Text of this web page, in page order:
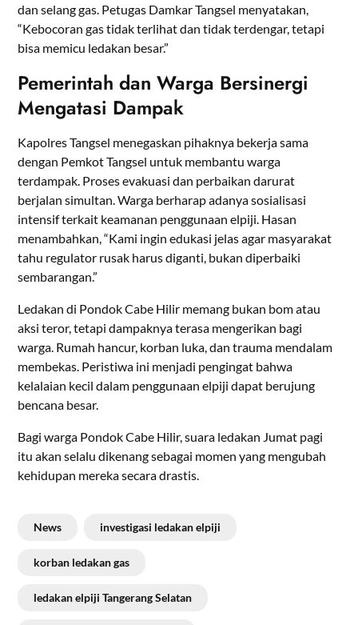
dan selang gas. Petugas Damkar Tangsel menyatakan,
“Kebocoran gas tidak terlihat dan tidak terdengar, tetapi
bisa memicu ledakan besar.”
Pemerintah dan Warga Bersinergi
Mengatasi Dampak
Kapolres Tangsel menegaskan pihaknya bekerja sama
dengan Pemkot Tangsel untuk membantu warga
terdampak. Proses evakuasi dan perbaikan darurat
berjalan simultan. Warga berharap adanya sosialisasi
intensif terkait keamanan penggunaan elpiji. Hasan
menambahkan, “Kami ingin edukasi jelas agar masyarakat
tahu regulator rusak harus diganti, bukan diperbaiki
sembarangan.”
Ledakan di Pondok Cabe Hilir memang bukan bom atau
aksi teror, tetapi dampaknya terasa mengerikan bagi
warga. Rumah hancur, korban luka, dan trauma mendalam
membekas. Peristiwa ini menjadi pengingat bahwa
kelalaian kecil dalam penggunaan elpiji dapat berujung
bencana besar.
Bagi warga Pondok Cabe Hilir, suara ledakan Jumat pagi
itu akan selalu dikenang sebagai momen yang mengubah
kehidupan mereka secara drastis.
News investigasi ledakan elpiji
korban ledakan gas
ledakan elpiji Tangerang Selatan